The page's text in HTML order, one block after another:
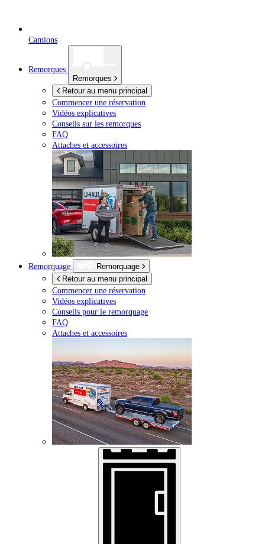
Camions
Remorques
Remorques
Retour au menu principal
Commencer une réservation
Vidéos explicatives
Conseils sur les remorques
FAQ
Attaches et accessoires
Remorquage
Remorquage
Retour au menu principal
Commencer une réservation
Vidéos explicatives
Conseils pour le remorquage
FAQ
Attaches et accessoires